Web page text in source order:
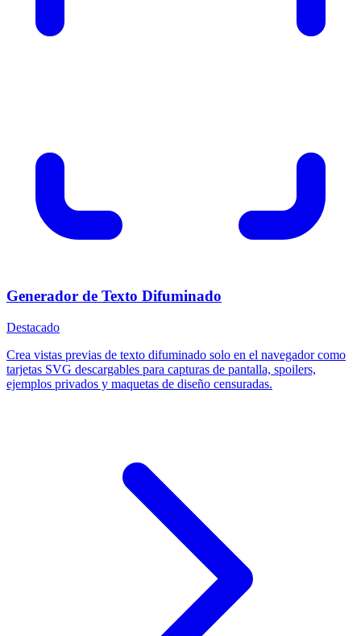
Generador de Texto Difuminado
Destacado
Crea vistas previas de texto difuminado solo en el navegador como
tarjetas SVG descargables para capturas de pantalla, spoilers,
ejemplos privados y maquetas de diseño censuradas.